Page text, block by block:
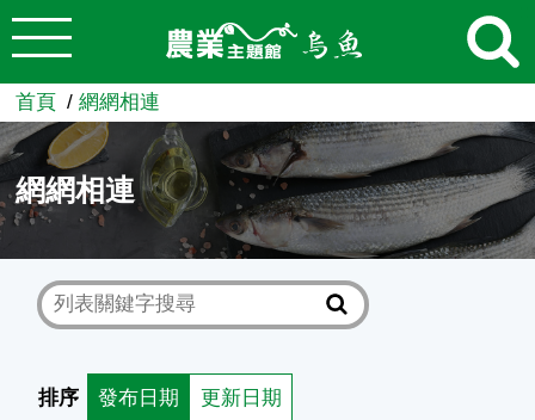
跳到主要內容
農業知識入口網
首頁 網網相連
網網相連
排序 發布日期 更新日期